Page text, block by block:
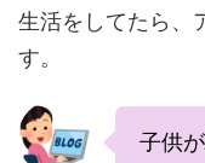
生活をしてたら、
す。
子供